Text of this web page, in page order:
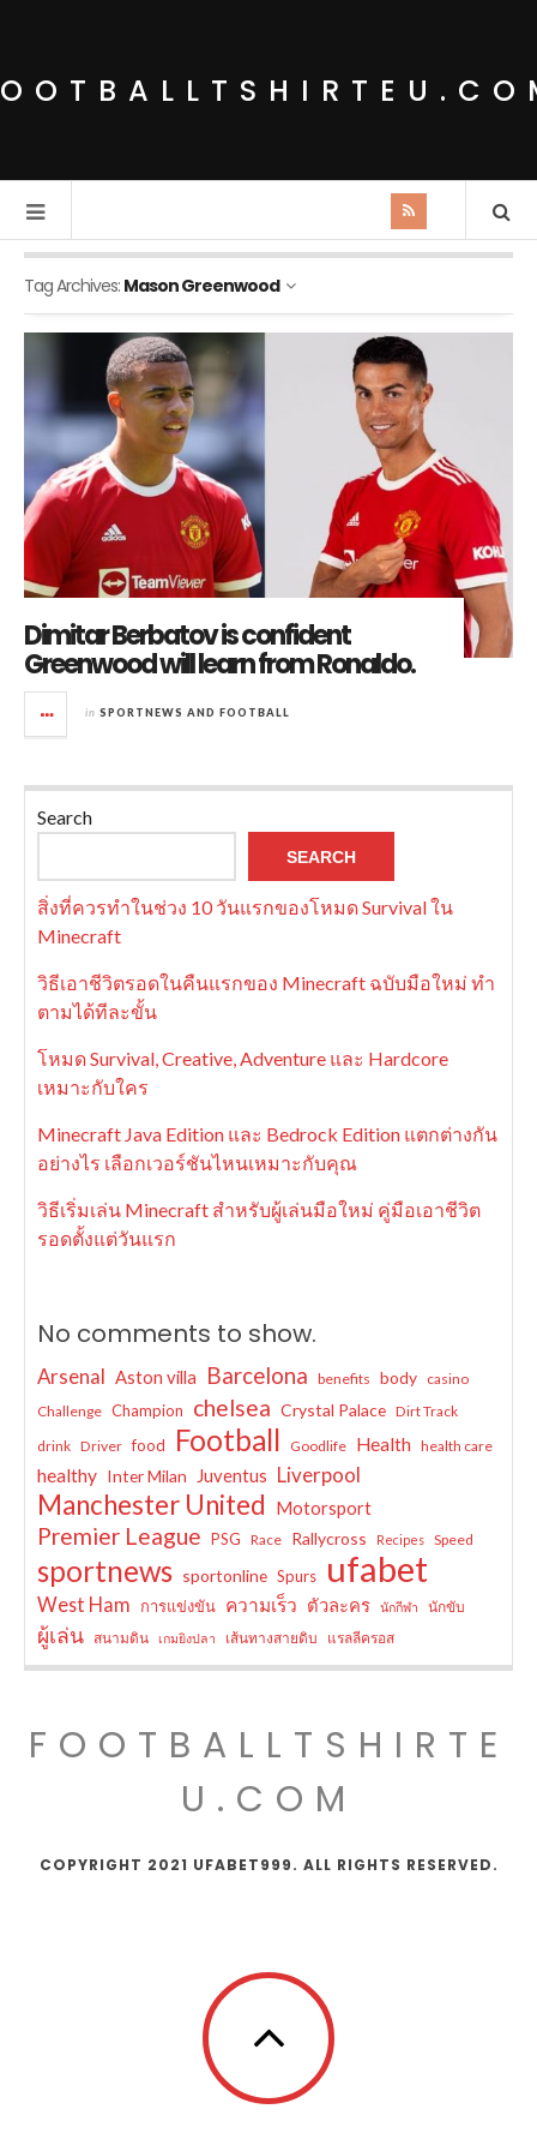
Tag Archives: Mason Greenwood
Dimitar Berbatov is confident
Greenwood will learn from Ronaldo.
in SPORTNEWS AND FOOTBALL
Search
SEARCH
สิ่งที่ควรทำในช่วง 10 วันแรกของโหมด Survival ใน
Minecraft
วิธีเอาชีวิตรอดในคืนแรกของ Minecraft ฉบับมือใหม่ ทำ
ตามได้ทีละขั้น
โหมด Survival, Creative, Adventure และ Hardcore
เหมาะกับใคร
Minecraft Java Edition และ Bedrock Edition แตกต่างกัน
อย่างไร เลือกเวอร์ชันไหนเหมาะกับคุณ
วิธีเริ่มเล่น Minecraft สำหรับผู้เล่นมือใหม่ คู่มือเอาชีวิต
รอดตั้งแต่วันแรก
No comments to show.
Arsenal Aston villa Barcelona benefits body casino
Challenge Champion chelsea Crystal Palace Dirt Track
drink Driver food Football Goodlife Health health care
healthy Inter Milan Juventus Liverpool
Manchester United Motorsport
Premier League PSG Race Rallycross Recipes Speed
sportnews sportonline Spurs ufabet
West Ham การแข่งขัน ความเร็ว ตัวละคร นักกีฬา นักขับ
ผู้เล่น สนามดิน เกมยิงปลา เส้นทางสายดิบ แรลลีครอส
FOOTBALLTSHIRTE
U.COM
COPYRIGHT 2021 UFABET999. ALL RIGHTS RESERVED.